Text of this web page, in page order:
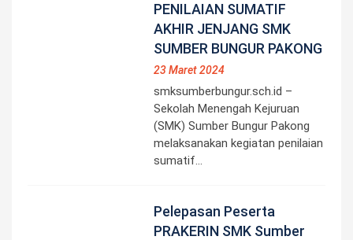
PENILAIAN SUMATIF
AKHIR JENJANG SMK
SUMBER BUNGUR PAKONG
23 Maret 2024
smksumberbungur.sch.id –
Sekolah Menengah Kejuruan
(SMK) Sumber Bungur Pakong
melaksanakan kegiatan penilaian
sumatif…
Pelepasan Peserta
PRAKERIN SMK Sumber